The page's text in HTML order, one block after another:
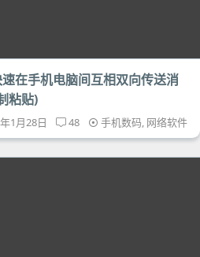
在手机电脑间互相双向传送消
粘贴)
1月28日 48 手机数码, 网络软件